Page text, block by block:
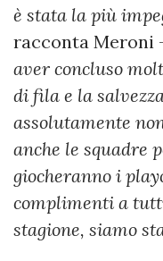
è stata la più
racconta Meroni
aver concluso
di fila e la
assolutamente
anche le squadre
giocheranno i
complimenti a
stagione, siamo